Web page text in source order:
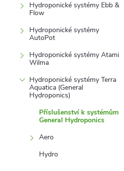
Hydroponické systémy Ebb &
Flow
Hydroponické systémy
AutoPot
Hydroponické systémy Atami
Wilma
Hydroponické systémy Terra
Aquatica (General
Hydroponics)
Příslušenství k systémům
General Hydroponics
Aero
Hydro